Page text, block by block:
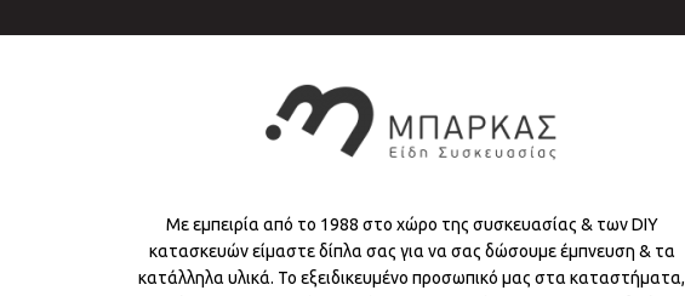
Με εμπειρία από το 1988 στο χώρο της συσκευασίας & των DIY
κατασκευών είμαστε δίπλα σας για να σας δώσουμε έμπνευση & τα
κατάλληλα υλικά. Το εξειδικευμένο προσωπικό μας στα καταστήματα,